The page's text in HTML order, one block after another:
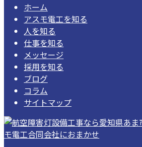
ホーム
アスモ電工を知る
人を知る
仕事を知る
メッセージ
採用を知る
ブログ
コラム
サイトマップ